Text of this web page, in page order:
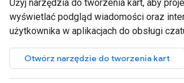
Użyj narzędzia do tworzenia kart, aby
wyświetlać podgląd wiadomości oraz
użytkownika w aplikacjach do obsługi
Otwórz narzędzie do tworzenia kart